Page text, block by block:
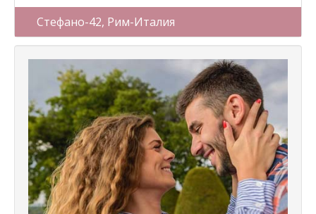
Стефано-42, Рим-Италия